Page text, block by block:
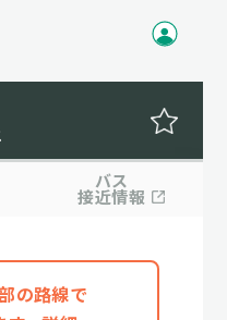
バス
接近情報
の路線で